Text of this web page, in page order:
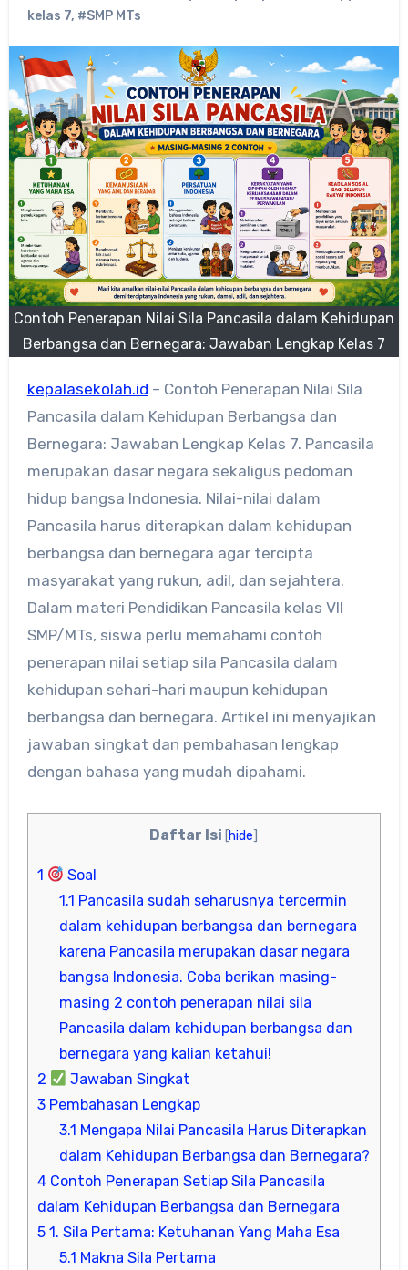
kelas 7, #SMP MTs
Contoh Penerapan Nilai Sila Pancasila dalam Kehidupan
Berbangsa dan Bernegara: Jawaban Lengkap Kelas 7
kepalasekolah.id – Contoh Penerapan Nilai Sila
Pancasila dalam Kehidupan Berbangsa dan
Bernegara: Jawaban Lengkap Kelas 7. Pancasila
merupakan dasar negara sekaligus pedoman
hidup bangsa Indonesia. Nilai-nilai dalam
Pancasila harus diterapkan dalam kehidupan
berbangsa dan bernegara agar tercipta
masyarakat yang rukun, adil, dan sejahtera.
Dalam materi Pendidikan Pancasila kelas VII
SMP/MTs, siswa perlu memahami contoh
penerapan nilai setiap sila Pancasila dalam
kehidupan sehari-hari maupun kehidupan
berbangsa dan bernegara. Artikel ini menyajikan
jawaban singkat dan pembahasan lengkap
dengan bahasa yang mudah dipahami.
Daftar Isi [hide]
1
Soal
1.1 Pancasila sudah seharusnya tercermin
dalam kehidupan berbangsa dan bernegara
karena Pancasila merupakan dasar negara
bangsa Indonesia. Coba berikan masing-
masing 2 contoh penerapan nilai sila
Pancasila dalam kehidupan berbangsa dan
bernegara yang kalian ketahui!
2
Jawaban Singkat
3Pembahasan Lengkap
3.1 Mengapa Nilai Pancasila Harus Diterapkan
dalam Kehidupan Berbangsa dan Bernegara?
4Contoh Penerapan Setiap Sila Pancasila
dalam Kehidupan Berbangsa dan Bernegara
51. Sila Pertama: Ketuhanan Yang Maha Esa
5.1 Makna Sila Pertama